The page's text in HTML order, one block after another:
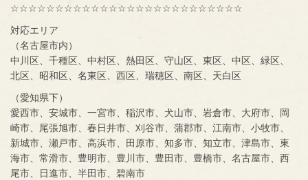
☆☆☆☆☆☆☆☆☆☆☆☆☆☆☆☆☆☆☆☆☆☆☆☆☆☆
対応エリア
（名古屋市内）
中川区、千種区、中村区、熱田区、守山区、東区、中区、緑区、
北区、昭和区、名東区、西区、瑞穂区、南区、天白区
（愛知県下）
愛西市、安城市、一宮市、稲沢市、犬山市、岩倉市、大府市、岡
崎市、尾張旭市、春日井市、刈谷市、蒲郡市、江南市、小牧市、
新城市、瀬戸市、高浜市、田原市、知多市、知立市、津島市、東
海市、常滑市、豊明市、豊川市、豊田市、豊橋市、名古屋市、西
尾市、日進市、半田市、碧南市